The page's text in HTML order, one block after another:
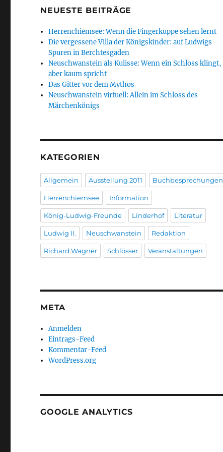
NEUESTE BEITRÄGE
Herrenchiemsee: Wenn die Fingerkuppe sehen lernt
Die vergessene Villa der Königskinder: auf Ludwigs
Spuren in Berchtesgaden
Neuschwanstein als Kulisse: Wenn ein Schloss klingt,
aber kaum spricht
Das Gitter vor dem Mythos
Neuschwanstein virtuell: Allein im Schloss des
Märchenkönigs
KATEGORIEN
Allgemein Ausstellung 2011 Buchbesprechungen
Herrenchiemsee Information
König-Ludwig-Freunde Linderhof Literatur
Ludwig II. Neuschwanstein Redaktion
Richard Wagner Schlösser Veranstaltungen
META
Anmelden
Eintrags-Feed
Kommentar-Feed
WordPress.org
GOOGLE ANALYTICS